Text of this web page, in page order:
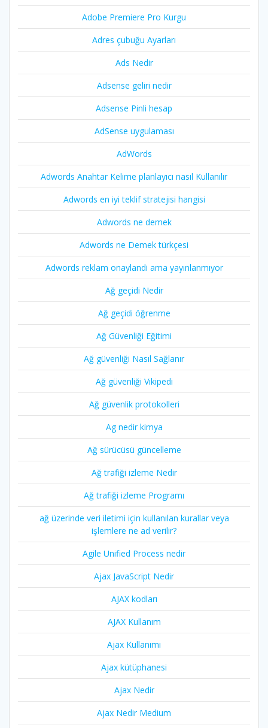
Adobe Premiere Pro Kurgu
Adres çubuğu Ayarları
Ads Nedir
Adsense geliri nedir
Adsense Pinli hesap
AdSense uygulaması
AdWords
Adwords Anahtar Kelime planlayıcı nasıl Kullanılır
Adwords en iyi teklif stratejisi hangisi
Adwords ne demek
Adwords ne Demek türkçesi
Adwords reklam onaylandi ama yayınlanmıyor
Ağ geçidi Nedir
Ağ geçidi öğrenme
Ağ Güvenliği Eğitimi
Ağ güvenliği Nasıl Sağlanır
Ağ güvenliği Vikipedi
Ağ güvenlik protokolleri
Ag nedir kimya
Ağ sürücüsü güncelleme
Ağ trafiği izleme Nedir
Ağ trafiği izleme Programı
ağ üzerinde veri iletimi için kullanılan kurallar veya
işlemlere ne ad verilir?
Agile Unified Process nedir
Ajax JavaScript Nedir
AJAX kodları
AJAX Kullanım
Ajax Kullanımı
Ajax kütüphanesi
Ajax Nedir
Ajax Nedir Medium